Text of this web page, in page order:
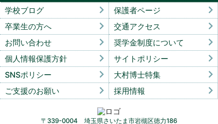
〒339-0004 埼玉県さいたま市岩槻区徳力186
学校ブログ
保護者ページ
卒業生の方へ
交通アクセス
お問い合わせ
奨学金制度について
個人情報保護方針
サイトポリシー
SNSポリシー
大村博士特集
ご支援のお願い
採用情報